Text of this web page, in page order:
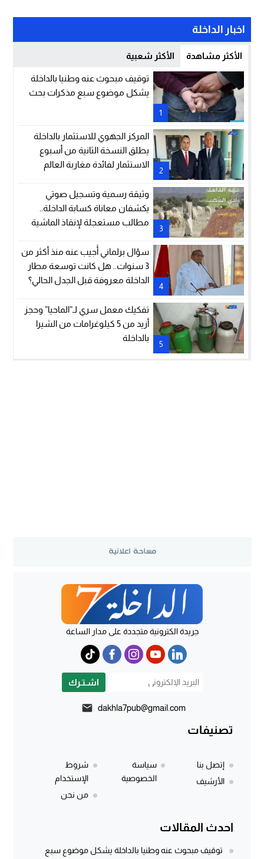
اخبار الداخلة
الأكثر مشاهدة الأكثر شعبية
1
توقيف مبحوث عنه وطنيا بالداخلة
يشكل موضوع سبع مذكرات بحث
2
المركز الجهوي للاستثمار بالداخلة
يطلق النسخة الثانية من أسبوع
الاستثمار لفائدة مغاربة العالم
3
وثيقة رسمية وتسجيل صوتي
يكشفان معاناة كسابة الداخلة..
مطالب مستعجلة لإنقاذ الماشية
4
سؤال برلماني أُجيب عنه منذ أكثر من
3 سنوات.. هل كانت توسعة مطار
الداخلة معروفة قبل الجدل الحالي؟
5
تفكيك معمل سري لـ”الماحيا” وحجز
أزيد من 5 كيلوغرامات من الشيرا
بالداخلة
جريدة الكترونية متجددة على مدار الساعة
اشـتـرك
dakhla7pub@gmail.com
تصنيفات
إتصل بنا
الأرشيف
سياسة
الخصوصية
شروط
الإستخدام
من نحن
احدث المقالات
توقيف مبحوث عنه وطنيا بالداخلة يشكل موضوع سبع